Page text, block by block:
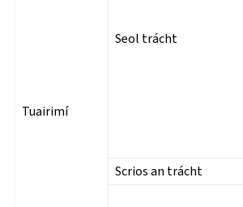
Tuairimí
Seol trácht
Scrios an trácht